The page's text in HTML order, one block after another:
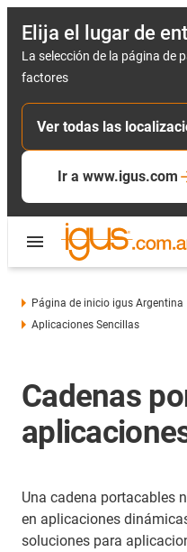
Elija el lugar de
La selección de la página de
factores
Ver todas las
Ir a www.igus.com
Página de inicio igus Argentina
Aplicaciones Sencillas
Cadenas
Una cadena portacables
en aplicaciones
soluciones para